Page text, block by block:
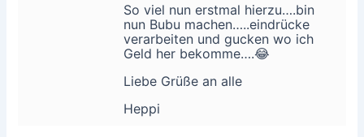
So viel nun erstmal hierzu….bin
nun Bubu machen…..eindrücke
verarbeiten und gucken wo ich
Geld her bekomme….😂
Liebe Grüße an alle
Heppi